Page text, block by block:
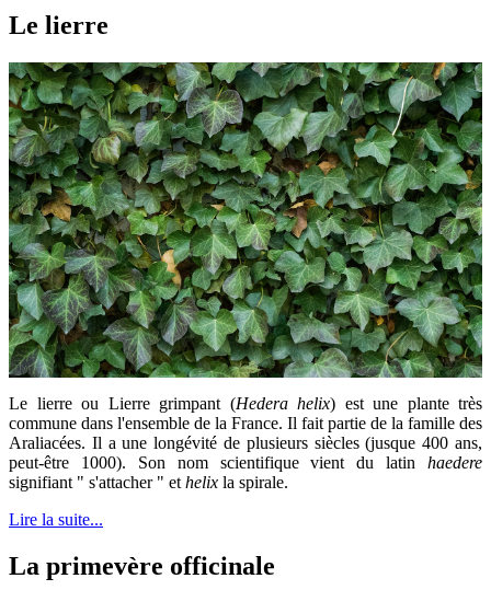
Le lierre
Le lierre ou Lierre grimpant (Hedera helix) est une plante très
commune dans l'ensemble de la France. Il fait partie de la famille des
Araliacées. Il a une longévité de plusieurs siècles (jusque 400 ans,
peut-être 1000). Son nom scientifique vient du latin haedere
signifiant " s'attacher " et helix la spirale.
Lire la suite...
La primevère officinale